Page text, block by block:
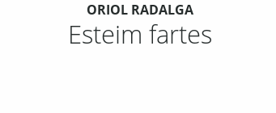
ORIOL RADALGA
Esteim fartes